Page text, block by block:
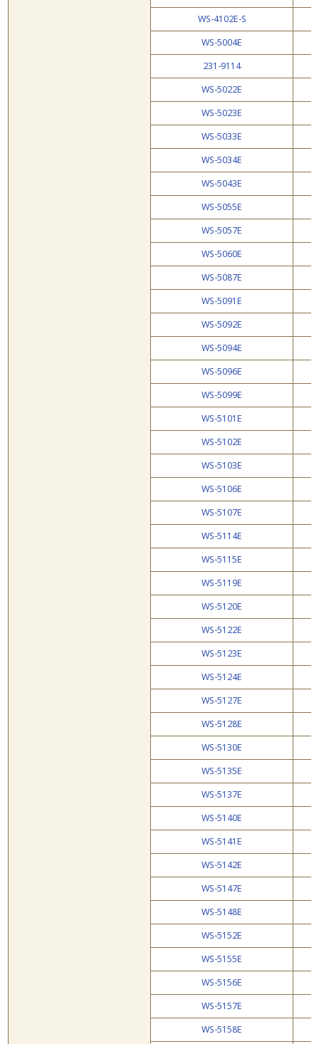
WS-4102E-S
WS-5004E
231-9114
WS-5022E
WS-5023E
WS-5033E
WS-5034E
WS-5043E
WS-5055E
WS-5057E
WS-5060E
WS-5087E
WS-5091E
WS-5092E
WS-5094E
WS-5096E
WS-5099E
WS-5101E
WS-5102E
WS-5103E
WS-5106E
WS-5107E
WS-5114E
WS-5115E
WS-5119E
WS-5120E
WS-5122E
WS-5123E
WS-5124E
WS-5127E
WS-5128E
WS-5130E
WS-5135E
WS-5137E
WS-5140E
WS-5141E
WS-5142E
WS-5147E
WS-5148E
WS-5152E
WS-5155E
WS-5156E
WS-5157E
WS-5158E